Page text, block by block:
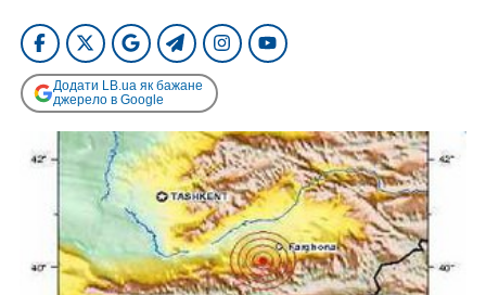
Додати LB.ua як бажане
джерело в Google